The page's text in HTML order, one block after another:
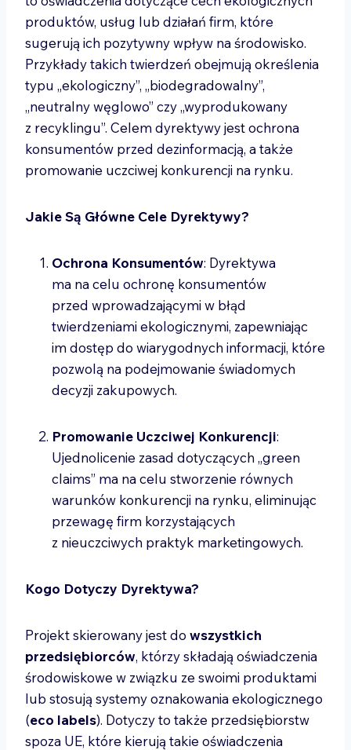
produktów, usług lub działań firm, które
sugerują ich pozytywny wpływ na środowisko.
Przykłady takich twierdzeń obejmują określenia
typu „ekologiczny”, „biodegradowalny”,
„neutralny węglowo” czy „wyprodukowany
z recyklingu”. Celem dyrektywy jest ochrona
konsumentów przed dezinformacją, a także
promowanie uczciwej konkurencji na rynku.
Jakie Są Główne Cele Dyrektywy?
Ochrona Konsumentów: Dyrektywa
ma na celu ochronę konsumentów
przed wprowadzającymi w błąd
twierdzeniami ekologicznymi, zapewniając
im dostęp do wiarygodnych informacji, które
pozwolą na podejmowanie świadomych
decyzji zakupowych.
Promowanie Uczciwej Konkurencji:
Ujednolicenie zasad dotyczących „green
claims” ma na celu stworzenie równych
warunków konkurencji na rynku, eliminując
przewagę firm korzystających
z nieuczciwych praktyk marketingowych.
Kogo Dotyczy Dyrektywa?
Projekt skierowany jest do wszystkich
przedsiębiorców, którzy składają oświadczenia
środowiskowe w związku ze swoimi produktami
lub stosują systemy oznakowania ekologicznego
(eco labels). Dotyczy to także przedsiębiorstw
spoza UE, które kierują takie oświadczenia